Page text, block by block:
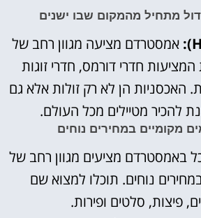
מתחיל מהמקום שבו ישנים
אמסטרדם מציעה מגוון רחב של
המציעות חדרי דורמס, חדרי זוגות
האכסניות הן לא רק זולות אלא גם
להכיר מטיילים מכל העולם.
מקומיים במחירים נוחים
באמסטרדם מציעים מגוון רחב של
נוחים. תוכלו למצוא שם
פיצות, סלטים ופירות.